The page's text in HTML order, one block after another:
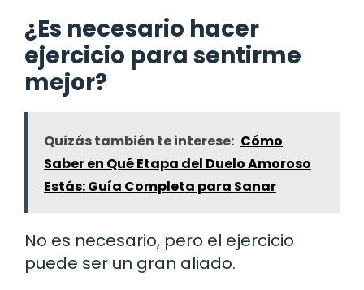
¿Es necesario hacer
ejercicio para sentirme
mejor?
Quizás también te interese: Cómo
Saber en Qué Etapa del Duelo Amoroso
Estás: Guía Completa para Sanar
No es necesario, pero el ejercicio
puede ser un gran aliado.